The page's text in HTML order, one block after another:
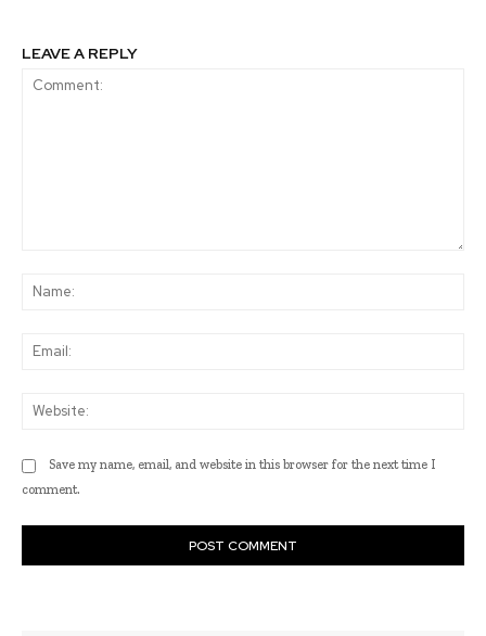
LEAVE A REPLY
Save my name, email, and website in this browser for the next time I
comment.